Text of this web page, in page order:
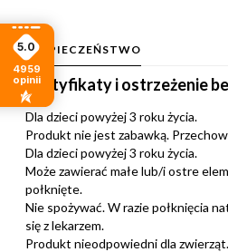
BEZPIECZEŃSTWO
Certyfikaty i ostrzeżenie
Dla dzieci powyżej 3 roku życia.
Produkt nie jest zabawką.
Dla dzieci powyżej 3 roku życia.
Może zawierać małe lub/i ostre
połknięte.
Nie spożywać. W razie połknięcia
się z lekarzem.
Produkt nieodpowiedni dla
5.0
4959
opinii